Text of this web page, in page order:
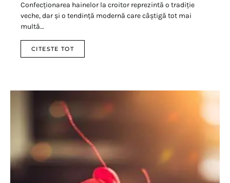
Confecționarea hainelor la croitor reprezintă o tradiție
veche, dar și o tendință modernă care câștigă tot mai
multă…
CITESTE TOT